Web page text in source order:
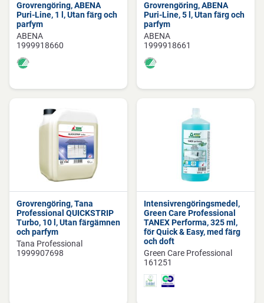
Grovrengöring, ABENA
Puri-Line, 1 l, Utan färg och
parfym
ABENA
1999918660
Grovrengöring, ABENA
Puri-Line, 5 l, Utan färg och
parfym
ABENA
1999918661
Grovrengöring, Tana
Professional QUICKSTRIP
Turbo, 10 l, Utan färgämnen
och parfym
Tana Professional
1999907698
Intensivrengöringsmedel,
Green Care Professional
TANEX Performa, 325 ml,
för Quick & Easy, med färg
och doft
Green Care Professional
161251